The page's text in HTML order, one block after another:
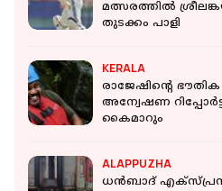
മത്സരത്തില്‍
തുടക്കം പാളി
KERALA
രാജേഷിന്റെ
അന്വേഷണ
കൈമാറും
ALAPPUZHA
ധന്‍ബാദ് എക്‌സ്പ്രസ്